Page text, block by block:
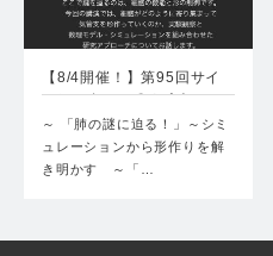
【8/4開催！】第95回サイ
エンスカフェ＠ふくお…
～ 「肺の謎に迫る！」～シミ
ュレーションから形作りを解
き明かす ～「…